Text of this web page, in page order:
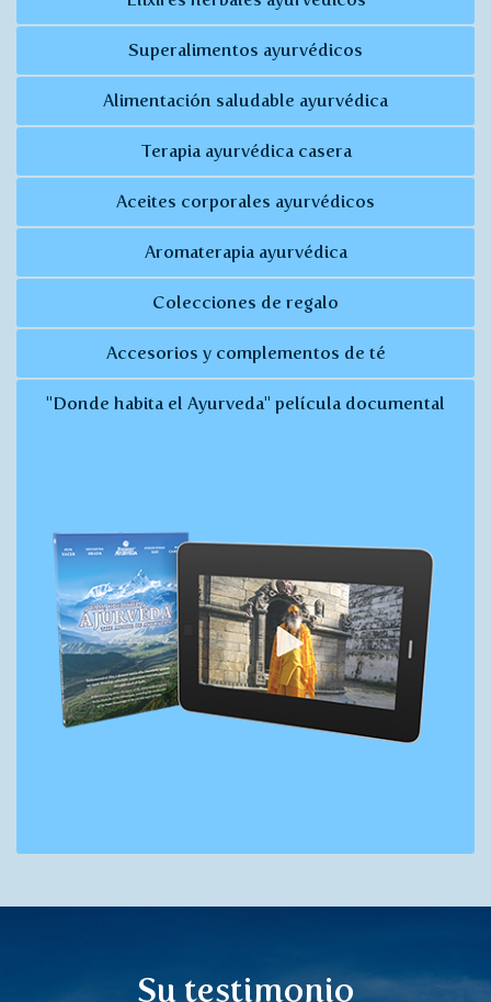
Superalimentos ayurvédicos
Alimentación saludable ayurvédica
Terapia ayurvédica casera
Aceites corporales ayurvédicos
Aromaterapia ayurvédica
Colecciones de regalo
Accesorios y complementos de té
"Donde habita el Ayurveda" película documental
Su testimonio